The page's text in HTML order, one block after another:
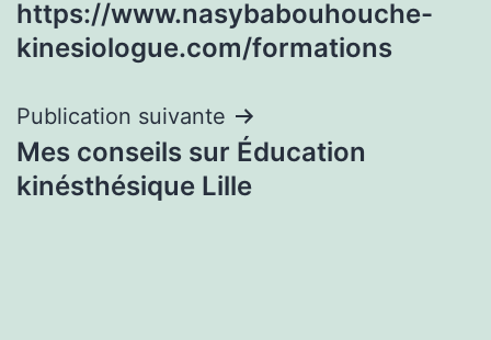
l’article
https://www.nasybabouhouche-
kinesiologue.com/formations
Publication suivante
Mes conseils sur Éducation
kinésthésique Lille